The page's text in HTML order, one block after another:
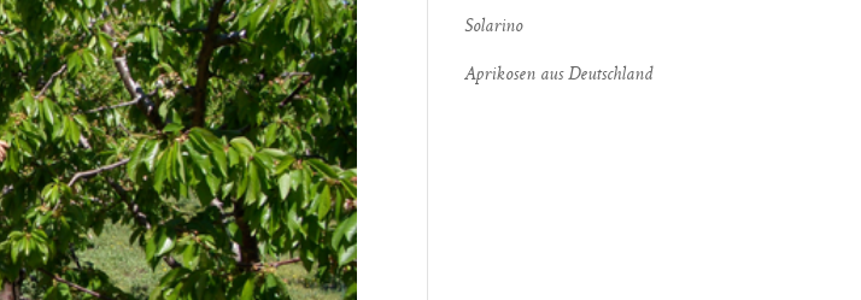
Solarino
Aprikosen aus Deutschland